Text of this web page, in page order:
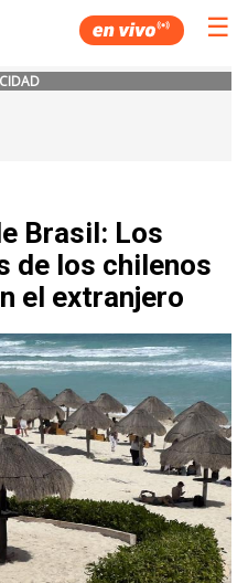
☰
Brasil: Los
de los chilenos
el extranjero